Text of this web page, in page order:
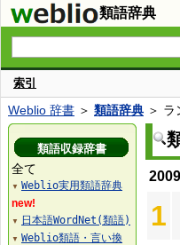
類語辞典
索引
Weblio 辞書 ＞ 類語辞典 ＞ ラ
1
類語収録辞書
全て
▼ Weblio実用類語辞典
new!
▼ 日本語WordNet(類語)
▼ Weblio類語・言い換